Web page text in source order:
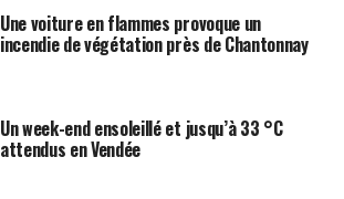
Une voiture en flammes provoque un
incendie de végétation près de Chantonnay
Un week-end ensoleillé et jusqu’à 33 °C
attendus en Vendée